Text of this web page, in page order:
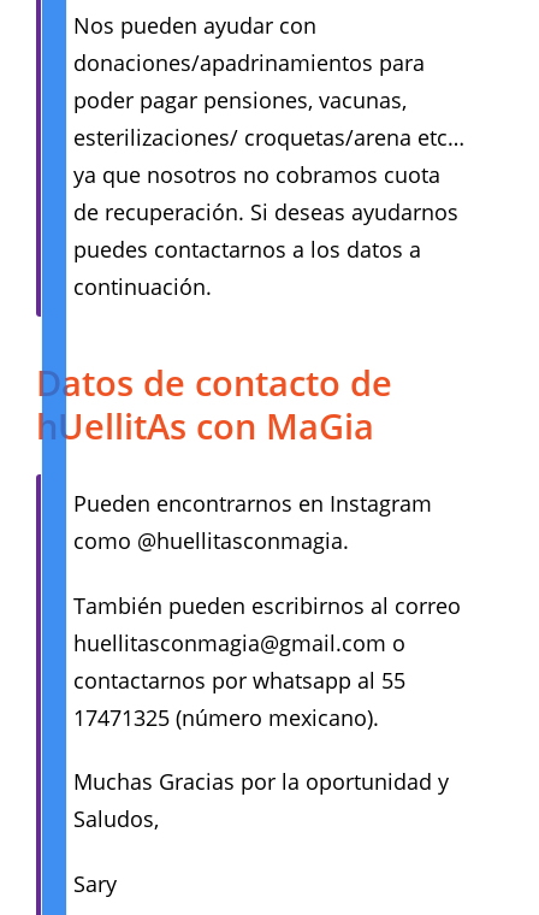
Nos pueden ayudar con
donaciones/apadrinamientos para
poder pagar pensiones, vacunas,
esterilizaciones/ croquetas/arena etc…
ya que nosotros no cobramos cuota
de recuperación. Si deseas ayudarnos
puedes contactarnos a los datos a
continuación.
Datos de contacto de
hUellitAs con MaGia
Pueden encontrarnos en Instagram
como @huellitasconmagia.
También pueden escribirnos al correo
huellitasconmagia@gmail.com o
contactarnos por whatsapp al 55
17471325 (número mexicano).
Muchas Gracias por la oportunidad y
Saludos,
Sary